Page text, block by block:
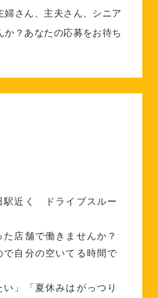
さん、主夫さん、シニア
？あなたの応募をお待ち
駅近く ドライブスルー
店舗で働きませんか？
で自分の空いてる時間で
い」「夏休みはがっつり